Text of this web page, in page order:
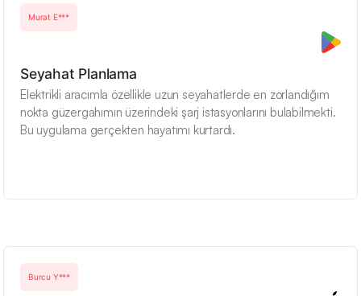
Murat E***
Seyahat Planlama
Elektrikli aracımla özellikle uzun seyahatlerde en zorlandığım
nokta güzergahımın üzerindeki şarj istasyonlarını bulabilmekti.
Bu uygulama gerçekten hayatımı kurtardı.
Burcu Y***